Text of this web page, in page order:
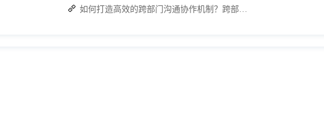
如何打造高效的跨部门沟通协作机制？跨部门合作的四个有效策略